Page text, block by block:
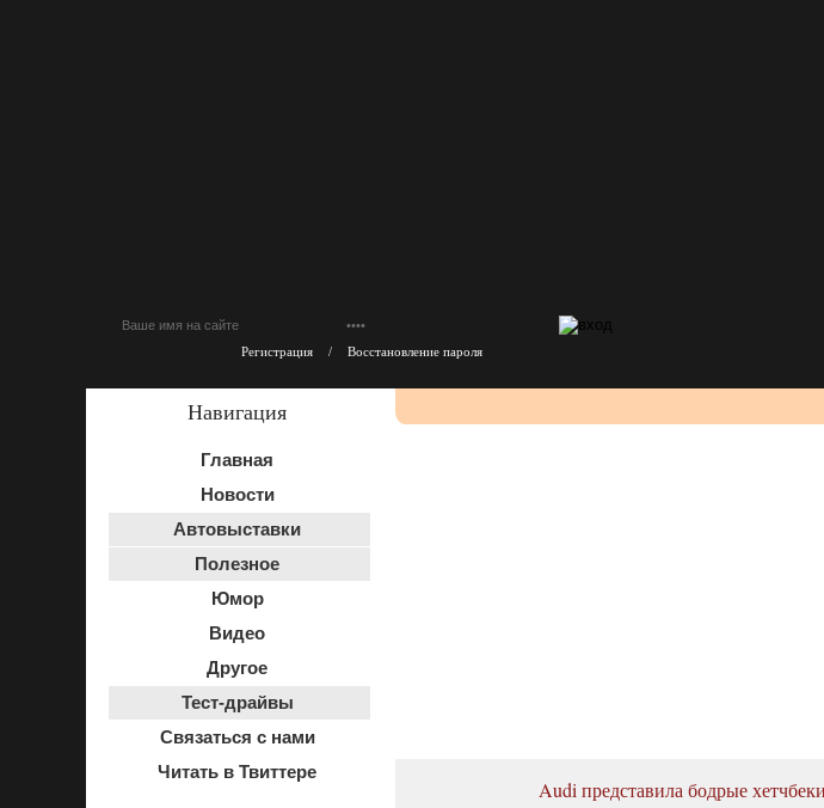
Регистрация / Восстановление пароля
Навигация
Главная
Новости
Автовыставки
Полезное
Юмор
Видео
Другое
Тест-драйвы
Связаться с нами
Читать в Твиттере
Audi представила бодрые